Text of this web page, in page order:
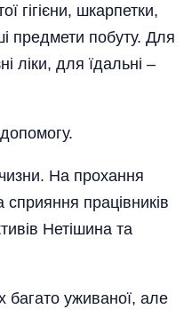
гігієни, шкарпетки,
предмети побуту. Для
ліки, для їдальні –
На прохання
працівників
Нетішина та
багато уживаної, але